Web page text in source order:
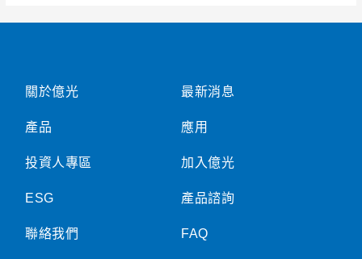
關於億光
產品
投資人專區
ESG
聯絡我們
最新消息
應用
加入億光
產品諮詢
FAQ